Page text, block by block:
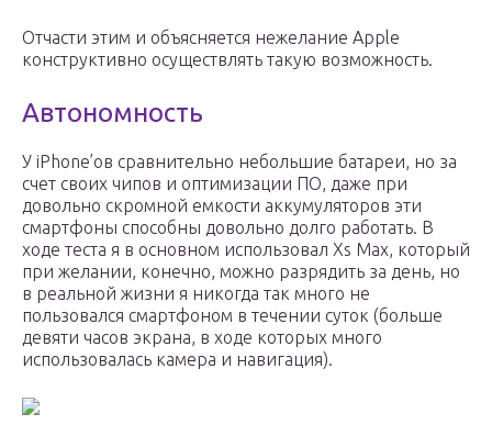
Отчасти этим и объясняется нежелание Apple
конструктивно осуществлять такую возможность.
Автономность
У iPhone’ов сравнительно небольшие батареи, но за
счет своих чипов и оптимизации ПО, даже при
довольно скромной емкости аккумуляторов эти
смартфоны способны довольно долго работать. В
ходе теста я в основном использовал Xs Max, который
при желании, конечно, можно разрядить за день, но
в реальной жизни я никогда так много не
пользовался смартфоном в течении суток (больше
девяти часов экрана, в ходе которых много
использовалась камера и навигация).